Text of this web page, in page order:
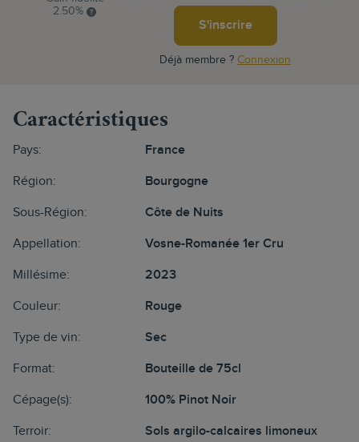
2.50%
S'inscrire
Déjà membre ? Connexion
Caractéristiques
Pays: France
Région: Bourgogne
Sous-Région: Côte de Nuits
Appellation: Vosne-Romanée 1er Cru
Millésime: 2023
Couleur: Rouge
Type de vin: Sec
Format: Bouteille de 75cl
Cépage(s): 100% Pinot Noir
Terroir:
Sols argilo-calcaires limoneux